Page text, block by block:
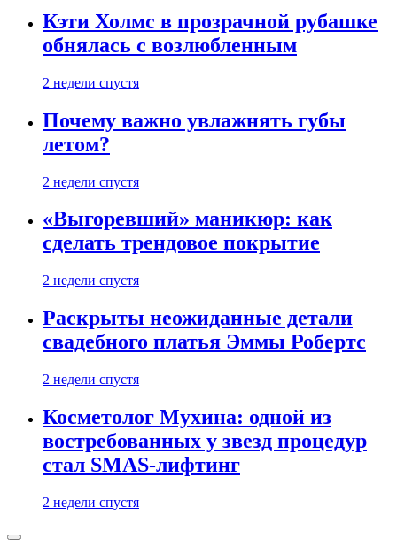
Кэти Холмс в прозрачной рубашке
обнялась с возлюбленным
2 недели спустя
Почему важно увлажнять губы
летом?
2 недели спустя
«Выгоревший» маникюр: как
сделать трендовое покрытие
2 недели спустя
Раскрыты неожиданные детали
свадебного платья Эммы Робертс
2 недели спустя
Косметолог Мухина: одной из
востребованных у звезд процедур
стал SMAS-лифтинг
2 недели спустя